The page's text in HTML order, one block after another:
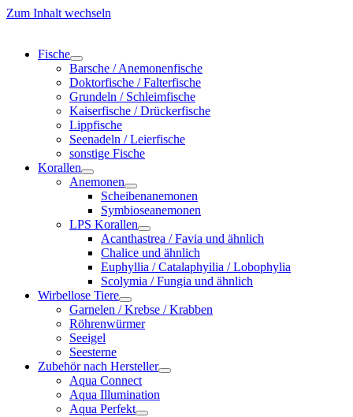
Zum Inhalt wechseln
Fische
Barsche / Anemonenfische
Doktorfische / Falterfische
Grundeln / Schleimfische
Kaiserfische / Drückerfische
Lippfische
Seenadeln / Leierfische
sonstige Fische
Korallen
Anemonen
Scheibenanemonen
Symbioseanemonen
LPS Korallen
Acanthastrea / Favia und ähnlich
Chalice und ähnlich
Euphyllia / Catalaphyilia / Lobophylia
Scolymia / Fungia und ähnlich
Wirbellose Tiere
Garnelen / Krebse / Krabben
Röhrenwürmer
Seeigel
Seesterne
Zubehör nach Hersteller
Aqua Connect
Aqua Illumination
Aqua Perfekt